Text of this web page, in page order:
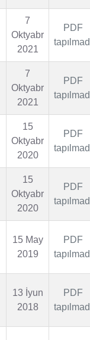
7
Oktyabr
2021
PDF
7
Oktyabr
2021
PDF
15
Oktyabr
2020
PDF
15
Oktyabr
2020
PDF
15 May
2019
PDF
13 İyun
2018
PDF